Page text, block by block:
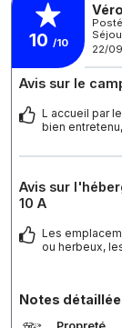
10 /10
22/
Avis sur le
L accueil par
bien
Avis sur
10 A
Les
ou herbeux,
Notes